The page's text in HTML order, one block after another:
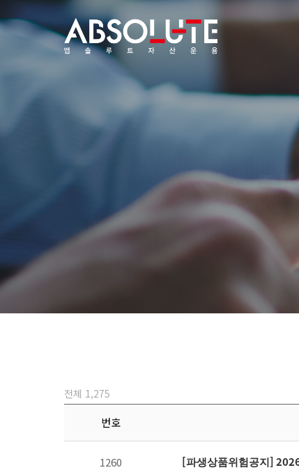
전체 1,275
번호
1260 [파생상품위험공지]